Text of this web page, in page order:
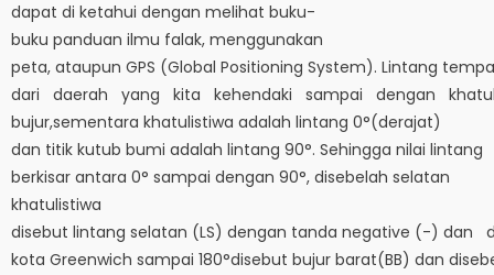
dapat di ketahui dengan melihat buku-
buku panduan ilmu falak, menggunakan
peta, ataupun GPS (Global Positioning System). Lintang
dari daerah yang kita kehendaki sampai dengan
bujur,sementara khatulistiwa adalah lintang 0°(derajat)
dan titik kutub bumi adalah lintang 90°. Sehingga nilai lintang
berkisar antara 0° sampai dengan 90°, disebelah selatan
khatulistiwa
disebut lintang selatan (LS) dengan tanda negative (-) dan
kota Greenwich sampai 180°disebut bujur barat(BB) dan